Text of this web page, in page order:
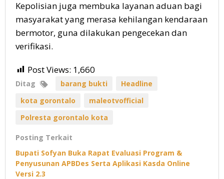
Kepolisian juga membuka layanan aduan bagi
masyarakat yang merasa kehilangan kendaraan
bermotor, guna dilakukan pengecekan dan
verifikasi.
Post Views: 1,660
Ditag barang bukti
Headline
kota gorontalo
maleotvofficial
Polresta gorontalo kota
Posting Terkait
Bupati Sofyan Buka Rapat Evaluasi Program &
Penyusunan APBDes Serta Aplikasi Kasda Online
Versi 2.3